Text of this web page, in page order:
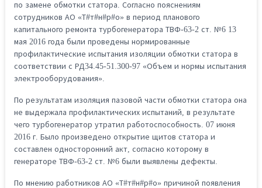
по замене обмотки статора. Согласно пояснениям
сотрудников АО «Т#т#н#р#о» в период планового
капитального ремонта турбогенератора ТВФ-63-2 ст. №6 13
мая 2016 года были проведены нормированные
профилактические испытания изоляции обмотки статора в
соответствии с РД34.45-51.300-97 «Объем и нормы испытания
электрооборудования».
По результатам изоляция пазовой части обмотки статора она
не выдержала профилактических испытаний, в результате
чего турбогенератор утратил работоспособность. 07 июня
2016 г. Было произведено открытие щитов статора и
составлен односторонний акт, согласно которому в
генераторе ТВФ-63-2 ст. №6 были выявлены дефекты.
По мнению работников АО «Т#т#н#р#о» причиной появления